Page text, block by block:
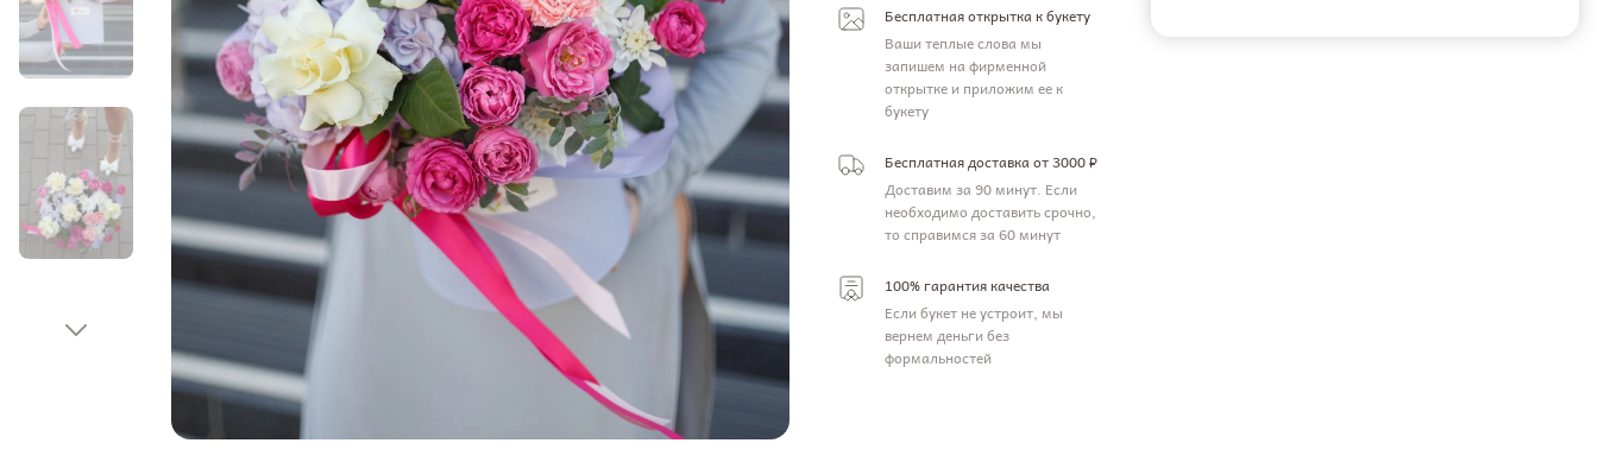
Бесплатная открытка к букету
Ваши теплые слова мы
запишем на фирменной
открытке и приложим ее к
букету
Бесплатная доставка от 3000 ₽
Доставим за 90 минут. Если
необходимо доставить срочно,
то справимся за 60 минут
100% гарантия качества
Если букет не устроит, мы
вернем деньги без
формальностей